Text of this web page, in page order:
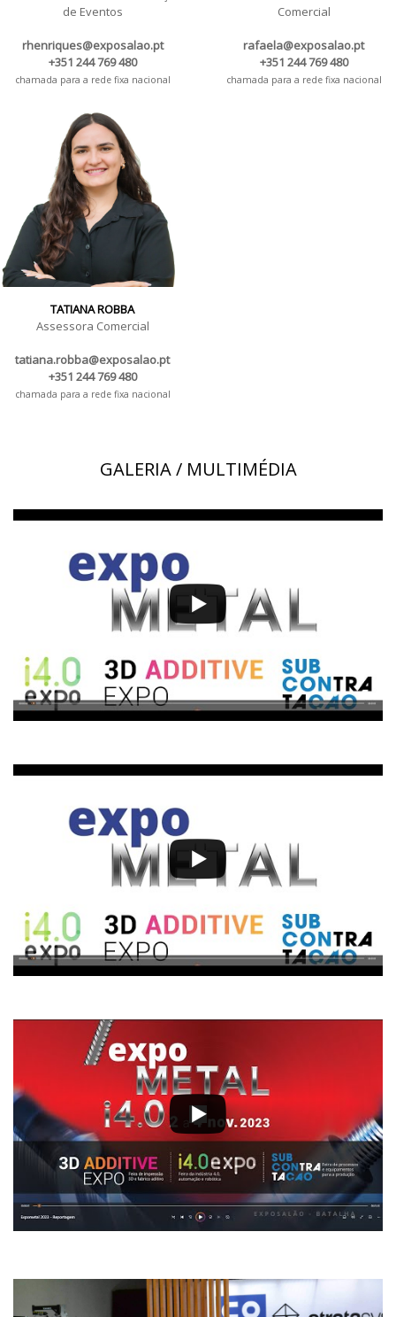
de Eventos
rhenriques@exposalao.pt
+351 244 769 480
chamada para a rede fixa nacional
Comercial
rafaela@exposalao.pt
+351 244 769 480
chamada para a rede fixa nacional
TATIANA ROBBA
Assessora Comercial
tatiana.robba@exposalao.pt
+351 244 769 480
chamada para a rede fixa nacional
GALERIA / MULTIMÉDIA